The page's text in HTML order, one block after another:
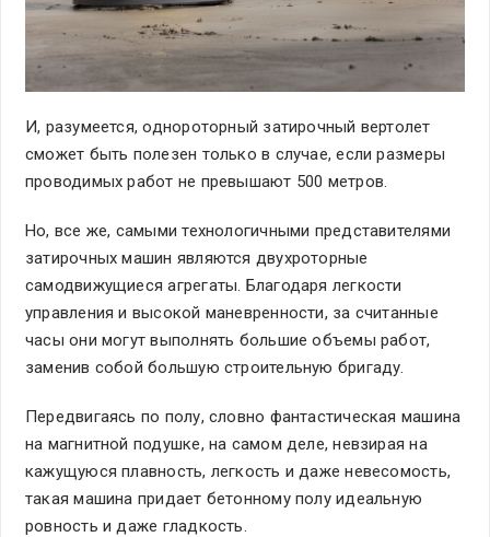
И, разумеется, однороторный затирочный вертолет
сможет быть полезен только в случае, если размеры
проводимых работ не превышают 500 метров.
Но, все же, самыми технологичными представителями
затирочных машин являются двухроторные
самодвижущиеся агрегаты. Благодаря легкости
управления и высокой маневренности, за считанные
часы они могут выполнять большие объемы работ,
заменив собой большую строительную бригаду.
Передвигаясь по полу, словно фантастическая машина
на магнитной подушке, на самом деле, невзирая на
кажущуюся плавность, легкость и даже невесомость,
такая машина придает бетонному полу идеальную
ровность и даже гладкость.